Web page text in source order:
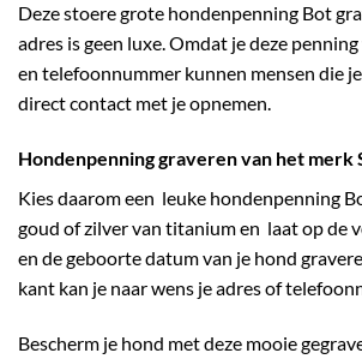
Deze stoere grote hondenpenning Bot
adres is geen luxe. Omdat je deze
en telefoonnummer kunnen mensen die
direct contact met je opnemen.
Hondenpenning graveren van het merk
Kies daarom een leuke hondenpenning
goud of zilver van titanium en laat op de
en de geboorte datum van je hond
kant kan je naar wens je adres of
Bescherm je hond met deze mooie